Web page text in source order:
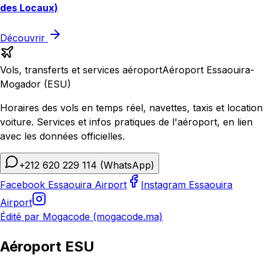
des Locaux)
Découvrir
Vols, transferts et services aéroportAéroport Essaouira-
Mogador (ESU)
Horaires des vols en temps réel, navettes, taxis et location
voiture. Services et infos pratiques de l'aéroport, en lien
avec les données officielles.
+212 620 229 114 (WhatsApp)
Facebook Essaouira Airport
Instagram Essaouira
Airport
Édité par Mogacode (mogacode.ma)
Aéroport ESU